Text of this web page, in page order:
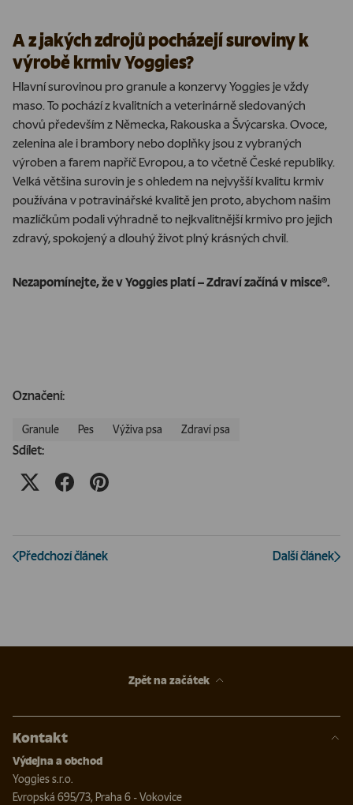
A z jakých zdrojů pocházejí suroviny k
výrobě krmiv Yoggies?
Hlavní surovinou pro granule a konzervy Yoggies je vždy
maso. To pochází z kvalitních a veterinárně sledovaných
chovů především z Německa, Rakouska a Švýcarska. Ovoce,
zelenina ale i brambory nebo doplňky jsou z vybraných
výroben a farem napříč Evropou, a to včetně České republiky.
Velká většina surovin je s ohledem na nejvyšší kvalitu krmiv
používána v potravinářské kvalitě jen proto, abychom našim
mazlíčkům podali výhradně to nejkvalitnější krmivo pro jejich
zdravý, spokojený a dlouhý život plný krásných chvil.
Nezapomínejte, že v Yoggies platí – Zdraví začíná v misce®.
Označení:
Granule Pes Výživa psa Zdraví psa
Sdílet:
Předchozí článek Další článek
Zpět na začátek
Kontakt
Výdejna a obchod
Yoggies s.r.o.
Evropská 695/73, Praha 6 - Vokovice